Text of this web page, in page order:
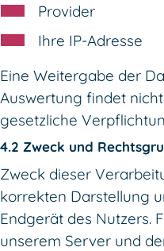
Provider
Ihre IP-Adresse
Eine Weitergabe der
Auswertung findet
gesetzliche
4.2 Zweck und
Zweck dieser
korrekten Darstellung
Endgerät des Nutzers.
unserem Server und